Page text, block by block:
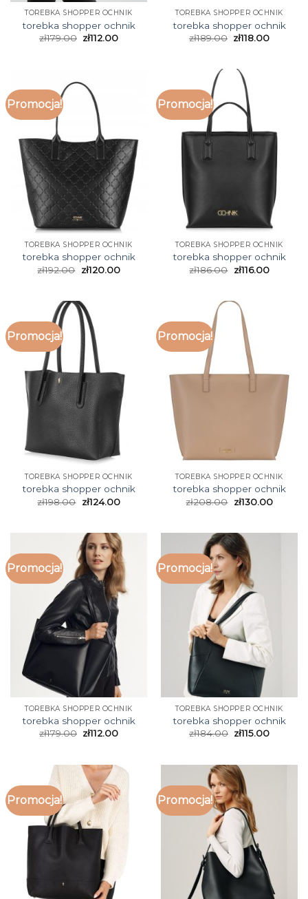
TOREBKA SHOPPER OCHNIK
torebka shopper ochnik
zł179.00 zł112.00
TOREBKA SHOPPER OCHNIK
torebka shopper ochnik
zł189.00 zł118.00
Promocja!
TOREBKA SHOPPER OCHNIK
torebka shopper ochnik
zł192.00 zł120.00
Promocja!
TOREBKA SHOPPER OCHNIK
torebka shopper ochnik
zł186.00 zł116.00
Promocja!
TOREBKA SHOPPER OCHNIK
torebka shopper ochnik
zł198.00 zł124.00
Promocja!
TOREBKA SHOPPER OCHNIK
torebka shopper ochnik
zł208.00 zł130.00
Promocja!
TOREBKA SHOPPER OCHNIK
torebka shopper ochnik
zł179.00 zł112.00
Promocja!
TOREBKA SHOPPER OCHNIK
torebka shopper ochnik
zł184.00 zł115.00
Promocja! Promocja!